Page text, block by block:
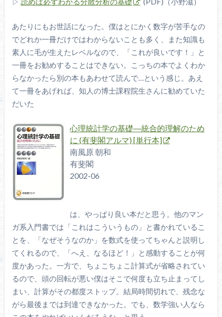
あたりにもお世話になった。僕はとにかく数字が苦手なの
でどれか一冊だけではわからないことも多く、また知識も
素人に毛が生えたレベルなので、「これが良いです！」と
一冊をお勧めすることはできない。こっちの本でよくわか
らなかったら別の本もあわせて読んで…という感じ。あえ
て一冊をあげれば、知人の博士課程院生さんに勧めていた
だいた
心理統計学の基礎―統合的理解のため
に (有斐閣アルマ) [単行本]
南風原 朝和
有斐閣
2002-06
は、やっぱり良い本だと思う。他のマン
ガ系入門書では「これはこういうもの」と書かれているこ
とを、「なぜそうなのか」を数式を使ってちゃんと説明し
てくれるので、「へえ、なるほど！」と感動することが何
度かあった。一方で、ちょこちょこ計算式が省略されてい
るので、頭の回転が悪い僕はそこで何度も立ち止まってし
まい、計算がその都度ストップ。結局時間切れで、残念な
がら最後までは到達できなかった。でも、数学強い人なら